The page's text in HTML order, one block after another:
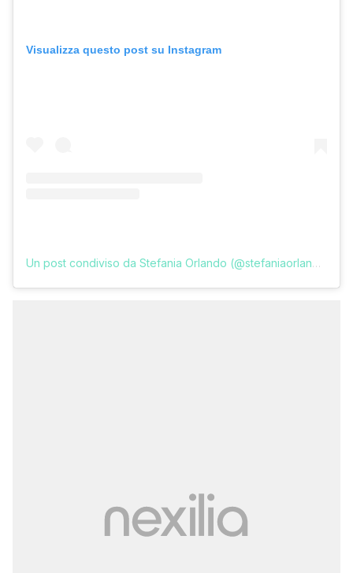
Visualizza questo post su Instagram
Un post condiviso da Stefania Orlando (@stefaniaorlando1)